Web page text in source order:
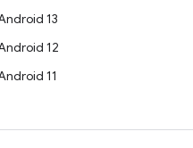
13
12
11